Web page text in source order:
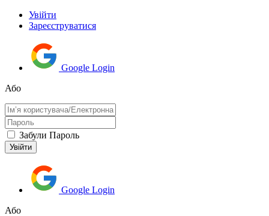
Увійти
Зареєструватися
Google Login
Або
Забули Пароль
Google Login
Або